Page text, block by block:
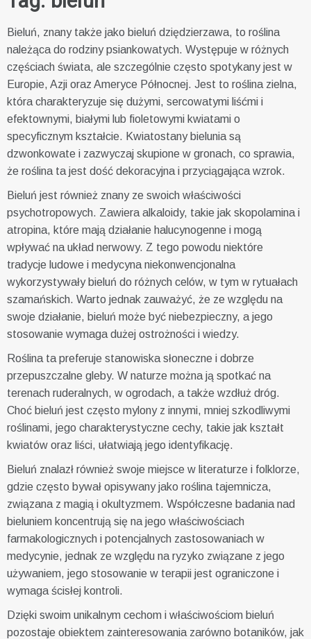
Bieluń, znany także jako bieluń dziędzierzawa, to roślina
należąca do rodziny psiankowatych. Występuje w różnych
częściach świata, ale szczególnie często spotykany jest w
Europie, Azji oraz Ameryce Północnej. Jest to roślina zielna,
która charakteryzuje się dużymi, sercowatymi liśćmi i
efektownymi, białymi lub fioletowymi kwiatami o
specyficznym kształcie. Kwiatostany bielunia są
dzwonkowate i zazwyczaj skupione w gronach, co sprawia,
że roślina ta jest dość dekoracyjna i przyciągająca wzrok.
Bieluń jest również znany ze swoich właściwości
psychotropowych. Zawiera alkaloidy, takie jak skopolamina i
atropina, które mają działanie halucynogenne i mogą
wpływać na układ nerwowy. Z tego powodu niektóre
tradycje ludowe i medycyna niekonwencjonalna
wykorzystywały bieluń do różnych celów, w tym w rytuałach
szamańskich. Warto jednak zauważyć, że ze względu na
swoje działanie, bieluń może być niebezpieczny, a jego
stosowanie wymaga dużej ostrożności i wiedzy.
Roślina ta preferuje stanowiska słoneczne i dobrze
przepuszczalne gleby. W naturze można ją spotkać na
terenach ruderalnych, w ogrodach, a także wzdłuż dróg.
Choć bieluń jest często mylony z innymi, mniej szkodliwymi
roślinami, jego charakterystyczne cechy, takie jak kształt
kwiatów oraz liści, ułatwiają jego identyfikację.
Bieluń znalazł również swoje miejsce w literaturze i folklorze,
gdzie często bywał opisywany jako roślina tajemnicza,
związana z magią i okultyzmem. Współczesne badania nad
bieluniem koncentrują się na jego właściwościach
farmakologicznych i potencjalnych zastosowaniach w
medycynie, jednak ze względu na ryzyko związane z jego
używaniem, jego stosowanie w terapii jest ograniczone i
wymaga ścisłej kontroli.
Dzięki swoim unikalnym cechom i właściwościom bieluń
pozostaje obiektem zainteresowania zarówno botaników, jak